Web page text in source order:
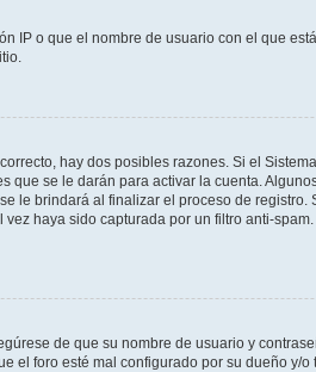
IP o que el nombre de usuario con el que
hay dos posibles razones. Si el
que se le darán para activar la cuenta.
le brindará al finalizar el proceso de
haya sido capturada por un filtro anti-
de que su nombre de usuario y
el foro esté mal configurado por su dueño y/